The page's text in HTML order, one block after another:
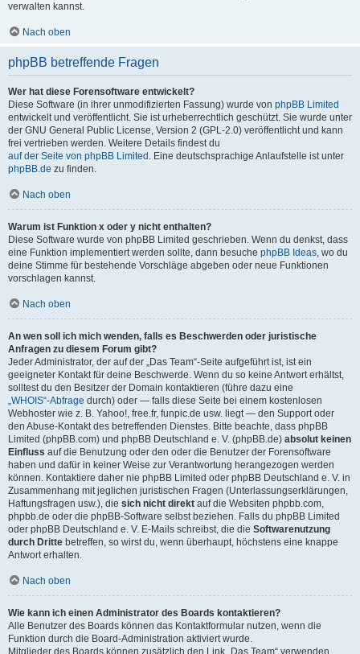
verwalten kannst.
Nach oben
phpBB betreffende Fragen
Wer hat diese Forensoftware entwickelt?
Diese Software (in ihrer unmodifizierten Fassung) wurde von phpBB Limited
entwickelt und veröffentlicht. Sie ist urheberrechtlich geschützt. Sie wurde unter
der GNU General Public License, Version 2 (GPL-2.0) veröffentlicht und kann
frei vertrieben werden. Weitere Details findest du
auf der Seite von phpBB Limited . Eine deutschsprachige Anlaufstelle ist unter
phpBB.de zu finden.
Nach oben
Warum ist Funktion x oder y nicht enthalten?
Diese Software wurde von phpBB Limited geschrieben. Wenn du denkst, dass
eine Funktion implementiert werden sollte, dann besuche phpBB Ideas, wo du
deine Stimme für bestehende Vorschläge abgeben oder neue Funktionen
vorschlagen kannst.
Nach oben
An wen soll ich mich wenden, falls es Beschwerden oder juristische
Anfragen zu diesem Forum gibt?
Jeder Administrator, der auf der „Das Team“-Seite aufgeführt ist, ist ein
geeigneter Kontakt für deine Beschwerde. Wenn du so keine Antwort erhältst,
solltest du den Besitzer der Domain kontaktieren (führe dazu eine
„WHOIS“-Abfrage durch) oder — falls diese Seite bei einem kostenlosen
Webhoster wie z. B. Yahoo!, free.fr, funpic.de usw. liegt — den Support oder
den Abuse-Kontakt des betreffenden Dienstes. Bitte beachte, dass phpBB
Limited (phpBB.com) und phpBB Deutschland e. V. (phpBB.de) absolut keinen
Einfluss auf die Benutzung oder den oder die Benutzer der Forensoftware
haben und dafür in keiner Weise zur Verantwortung herangezogen werden
können. Kontaktiere daher nie phpBB Limited oder phpBB Deutschland e. V. in
Zusammenhang mit jeglichen juristischen Fragen (Unterlassungserklärungen,
Haftungsfragen usw.), die sich nicht direkt auf die Websiten phpbb.com,
phpbb.de oder die phpBB-Software selbst beziehen. Falls du phpBB Limited
oder phpBB Deutschland e. V. E-Mails schreibst, die die Softwarenutzung
durch Dritte betreffen, so wirst du, wenn überhaupt, höchstens eine knappe
Antwort erhalten.
Nach oben
Wie kann ich einen Administrator des Boards kontaktieren?
Alle Benutzer des Boards können das Kontaktformular nutzen, wenn die
Funktion durch die Board-Administration aktiviert wurde.
Mitglieder des Boards können zusätzlich den Link „Das Team“ verwenden.